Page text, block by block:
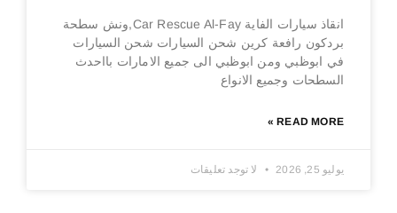
انقاذ سيارات الفاية Car Rescue Al-Fay,ونش سطحة
بردكون رافعة كرين شحن السيارات شحن السيارات
في ابوظبي ومن ابوظبي الى جميع الامارات بااحدث
السطحات وجميع الانواع
READ MORE »
يوليو 25, 2026 لا توجد تعليقات